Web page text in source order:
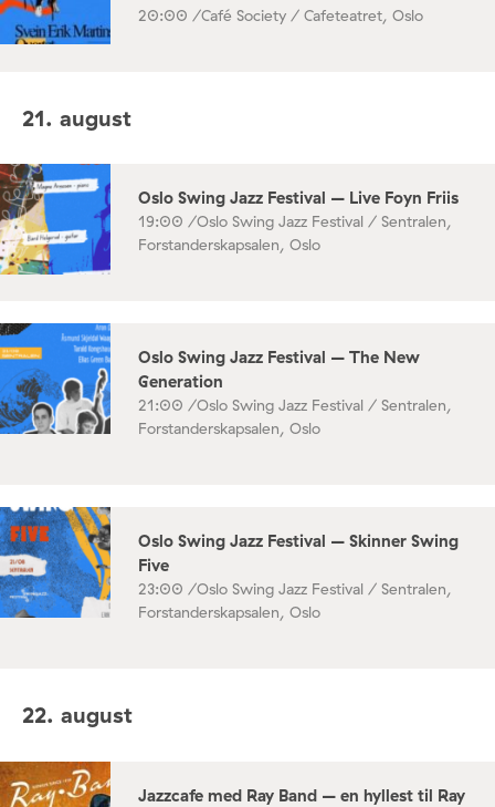
20:00 /Café Society / Cafeteatret, Oslo
21. august
Oslo Swing Jazz Festival – Live Foyn Friis
19:00 /Oslo Swing Jazz Festival / Sentralen,
Forstanderskapsalen, Oslo
Oslo Swing Jazz Festival – The New
Generation
21:00 /Oslo Swing Jazz Festival / Sentralen,
Forstanderskapsalen, Oslo
Oslo Swing Jazz Festival – Skinner Swing
Five
23:00 /Oslo Swing Jazz Festival / Sentralen,
Forstanderskapsalen, Oslo
22. august
Jazzcafe med Ray Band – en hyllest til Ray